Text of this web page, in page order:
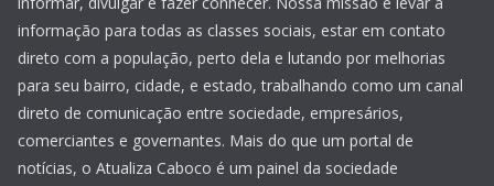
informação para todas as classes sociais, estar em contato
direto com a população, perto dela e lutando por melhorias
para seu bairro, cidade, e estado, trabalhando como um canal
direto de comunicação entre sociedade, empresários,
comerciantes e governantes. Mais do que um portal de
notícias, o Atualiza Caboco é um painel da sociedade